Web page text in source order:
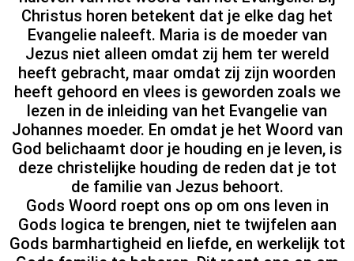
Christus horen betekent dat je elke dag het
Evangelie naleeft. Maria is de moeder van
Jezus niet alleen omdat zij hem ter wereld
heeft gebracht, maar omdat zij zijn woorden
heeft gehoord en vlees is geworden zoals we
lezen in de inleiding van het Evangelie van
Johannes moeder. En omdat je het Woord van
God belichaamt door je houding en je leven, is
deze christelijke houding de reden dat je tot
de familie van Jezus behoort.
Gods Woord roept ons op om ons leven in
Gods logica te brengen, niet te twijfelen aan
Gods barmhartigheid en liefde, en werkelijk tot